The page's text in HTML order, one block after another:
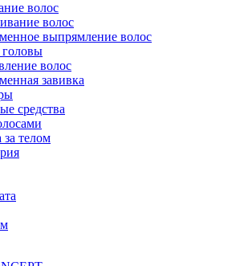
волос
волос
выпрямление волос
волос
завивка
средства
за телом